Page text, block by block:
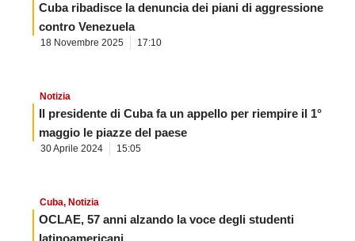
Cuba ribadisce la denuncia dei piani di aggressione
contro Venezuela
18 Novembre 2025 17:10
Notizia
Il presidente di Cuba fa un appello per riempire il 1°
maggio le piazze del paese
30 Aprile 2024 15:05
Cuba, Notizia
OCLAE, 57 anni alzando la voce degli studenti